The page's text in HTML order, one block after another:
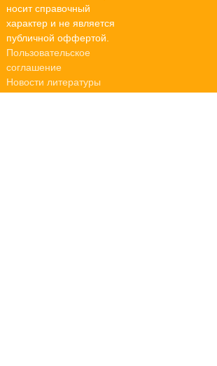
носит справочный
характер и не является
публичной оффертой.
Пользовательское
соглашение
Новости литературы